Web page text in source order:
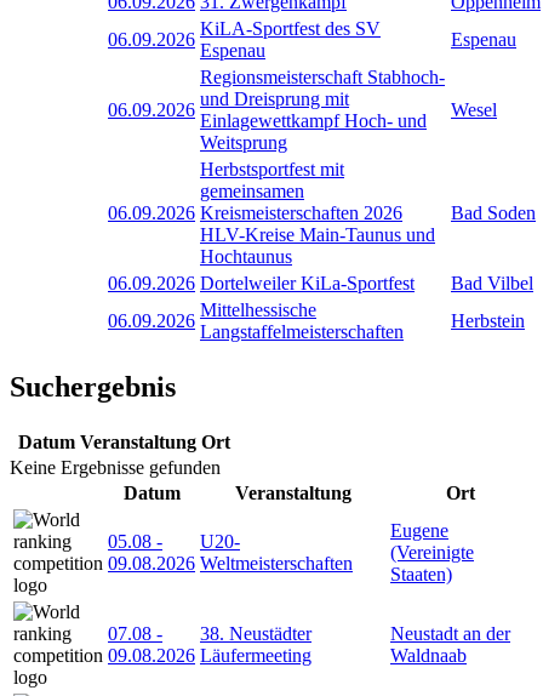
06.09.2026
KiLA-Sportfest des SV
Espenau
Espenau
06.09.2026
Regionsmeisterschaft Stabhoch-
und Dreisprung mit
Einlagewettkampf Hoch- und
Weitsprung
Wesel
06.09.2026
Herbstsportfest mit
gemeinsamen
Kreismeisterschaften 2026
HLV-Kreise Main-Taunus und
Hochtaunus
Bad Soden
06.09.2026 Dortelweiler KiLa-Sportfest
Bad Vilbel
06.09.2026
Mittelhessische
Langstaffelmeisterschaften
Herbstein
Suchergebnis
Datum Veranstaltung Ort
Keine Ergebnisse gefunden
Datum
Veranstaltung Ort
05.08 -
09.08.2026
U20-
Weltmeisterschaften
Eugene
(Vereinigte
Staaten)
07.08 -
09.08.2026
38. Neustädter
Läufermeeting
Neustadt an der
Waldnaab